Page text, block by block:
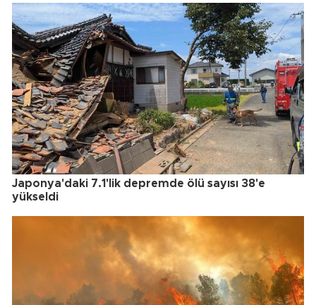
Japonya'daki 7.1'lik depremde ölü sayısı 38'e
yükseldi